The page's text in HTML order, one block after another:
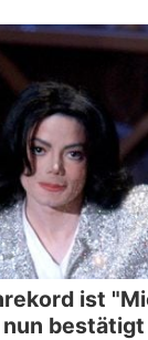
ist
bestätigt